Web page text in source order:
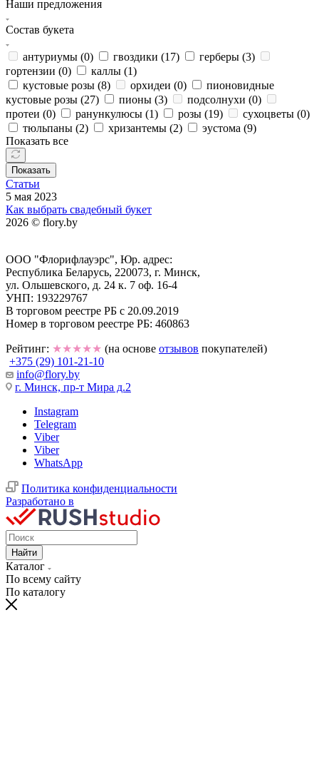
Наши предложения
Состав букета
антуриумы (0) гвоздики (17) герберы (3)
гортензии (0) каллы (1)
кустовые розы (8) орхидеи (0)
пионовидные
кустовые розы (27) пионы (3) подсолнухи (0)
протеи (0) ранункулюсы (1) розы (19) сухоцветы (0)
тюльпаны (2) хризантемы (2) эустома (9)
Показать все
Показать
Статьи
5 мая 2023
Как выбрать свадебный букет
2026 © flory.by
ООО "Флорифлауэрс", Юр. адрес:
Республика Беларусь, 220073, г. Минск,
ул. Ольшевского, д. 24 к. 7 оф. 16-4
УНП: 193229767
В торговом реестре РБ с 20.09.2019
Номер в торговом реестре РБ: 460863
Рейтинг: ★★★★★ (на основе отзывов покупателей)
+375 (29) 101-21-10
info@flory.by
г. Минск, пр-т Мира д.2
Instagram
Telegram
Viber
Viber
WhatsApp
Политика конфиденциальности
Разработано в
Найти
Каталог
По всему сайту
По каталогу